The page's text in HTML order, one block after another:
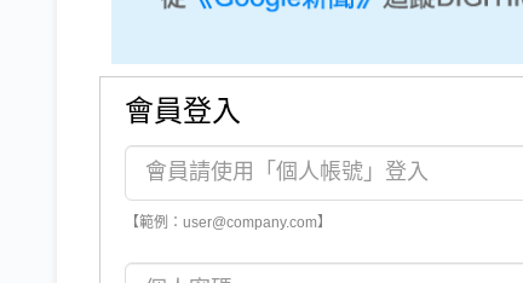
會員登入
【範例：user@company.com】